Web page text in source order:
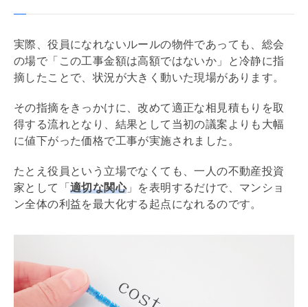
実際、役員になれないルールの物件であっても、総会
の場で「この工事金額は高額ではないか」と冷静に指
摘したことで、状況が大きく動いた現場があります。
その指摘をきっかけに、改めて適正な相見積もりを取
得する流れとなり、結果として当初の議案よりも大幅
に値下がった価格で工事が実施されました。
たとえ役員という立場でなくても、一人の不動産投資
家として「 適切な関心」を表明するだけで、マンショ
ン全体の利益を最大化する起点になれるのです。